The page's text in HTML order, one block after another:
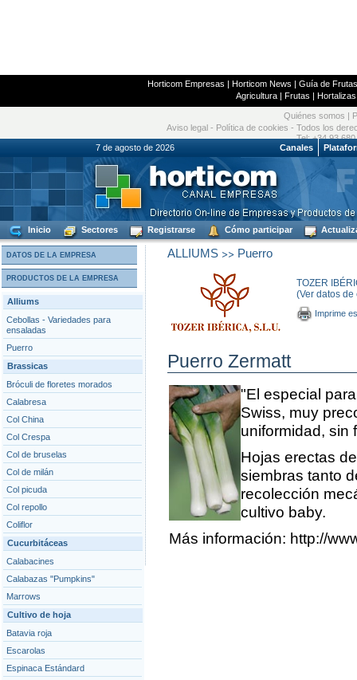
Horticom Empresas | Horticom News | Guía de
Agricultura| Frutas | Hortalizas
Quiénes somos
Aviso legal - Política de cookies - Todos los
Tel: +34 93
7 de agosto de 2026
Canales
Inicio Sectores Registrarse Cómo participar
DATOS DE LA EMPRESA
PRODUCTOS DE LA EMPRESA
Alliums
Cebollas - Variedades para
ensaladas
Puerro
Brassicas
Bróculi de floretes morados
Calabresa
Col China
Col Crespa
Col de bruselas
Col de milán
Col picuda
Col repollo
Coliflor
Cucurbitáceas
Calabacines
Calabazas "Pumpkins"
Marrows
Cultivo de hoja
Batavia roja
Escarolas
Espinaca Estándard
ALLIUMS>> Puerro
TOZER
(Ver datos
Imprime
Puerro Zermatt
"El especial
Swiss, muy
uniformidad, sin
Hojas erectas
siembras tanto
recolección
cultivo baby.
Más información: http://